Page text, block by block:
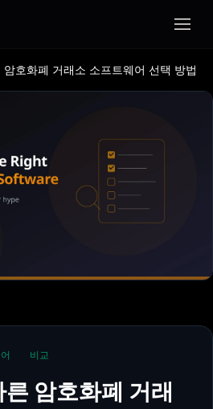
모바
호화폐 거래소 소프트웨어 선택 방법
비교
암호화폐 거래